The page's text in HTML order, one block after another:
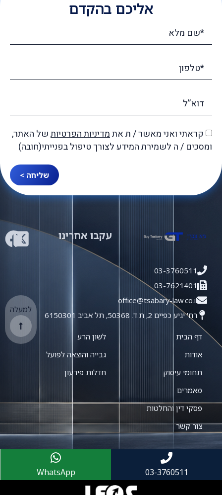
אליכם בהקדם
קראתי ואני מאשר / ת אתמדיניות הפרטיותשל האתר,
ומסכים / ה לשמירת המידע לצורך טיפול בפנייתי(חובה)
שליחה >
עקבו אחרינו
03-3760511
03-7621401
office@tsabary-law.co.il
רח' יגיע כפיים 2, ת.ד. 50368, תל אביב 6150301
דף הבית
אודות
תחומי עיסוק
מאמרים
פסקי דין והחלטות
צור קשר
לשון הרע
גבייה והוצאה לפועל
חדלות פירעון
למעלה
03-3760511
WhatsApp